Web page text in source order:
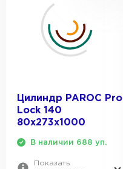
Цилиндр PAROC Pro
Lock 140
80х273х1000
В наличии 688 уп.
Показать